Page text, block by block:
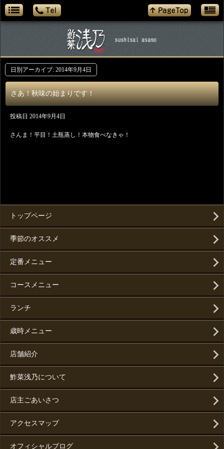
日別アーカイブ: 2014年9月4日
さあ！秋味の始まりです！
投稿日 2014年9月4日
さんま！平目！土瓶蒸し！本物食べなきゃ！
トップページ
季節のオススメ
定番メニュー
コースメニュー
ランチ
歳時メニュー
店舗紹介
鮓菜浅乃について
店主ごあいさつ
アクセスマップ
オフィシャルブログ